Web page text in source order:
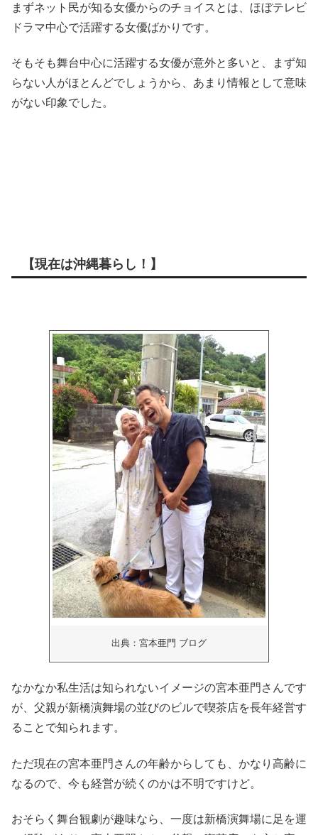
まずネット民が知る女優からのチョイスとは、ほぼテレビ
ドラマ中心で活躍する女優ばかりです。
そもそも舞台中心に活躍する女優が意外と多いと、まず知
らない人がほとんどでしょうから、あまり情報として意味
がない印象でした。
【現在は沖縄暮らし！】
出典：宮本亜門 ブログ
なかなか私生活は知られないイメージの宮本亜門さんです
が、父親が新橋演舞場の並びのビルで喫茶店を長年経営す
ることで知られます。
ただ現在の宮本亜門さんの年齢からしても、かなり高齢に
なるので、今も経営が続くのかは不明ですけど。
おそらく舞台観劇が趣味なら、一度は新橋演舞場に足を運